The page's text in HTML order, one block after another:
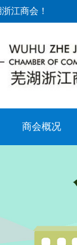
江商会！​
商会概况